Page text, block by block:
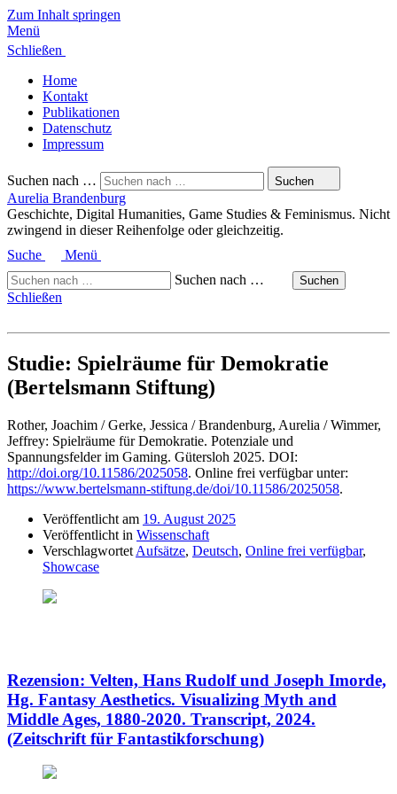
Zum Inhalt springen
Menü
Schließen
Home
Kontakt
Publikationen
Datenschutz
Impressum
Suchen nach … Suchen
Aurelia Brandenburg
Geschichte, Digital Humanities, Game Studies & Feminismus. Nicht
zwingend in dieser Reihenfolge oder gleichzeitig.
Suche
Menü
Suchen nach …
Suchen
Schließen
Studie: Spielräume für Demokratie
(Bertelsmann Stiftung)
Rother, Joachim / Gerke, Jessica / Brandenburg, Aurelia / Wimmer,
Jeffrey: Spielräume für Demokratie. Potenziale und
Spannungsfelder im Gaming. Gütersloh 2025. DOI:
http://doi.org/10.11586/2025058. Online frei verfügbar unter:
https://www.bertelsmann-stiftung.de/doi/10.11586/2025058.
Veröffentlicht am 19. August 2025
Veröffentlicht in Wissenschaft
Verschlagwortet Aufsätze, Deutsch, Online frei verfügbar,
Showcase
Rezension: Velten, Hans Rudolf und Joseph Imorde,
Hg. Fantasy Aesthetics. Visualizing Myth and
Middle Ages, 1880-2020. Transcript, 2024.
(Zeitschrift für Fantastikforschung)